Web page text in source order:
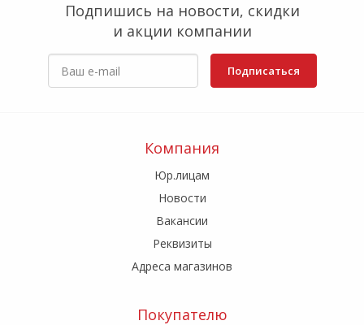
Подпишись на новости, скидки
и акции компании
Подписаться
Компания
Юр.лицам
Новости
Вакансии
Реквизиты
Адреса магазинов
Покупателю